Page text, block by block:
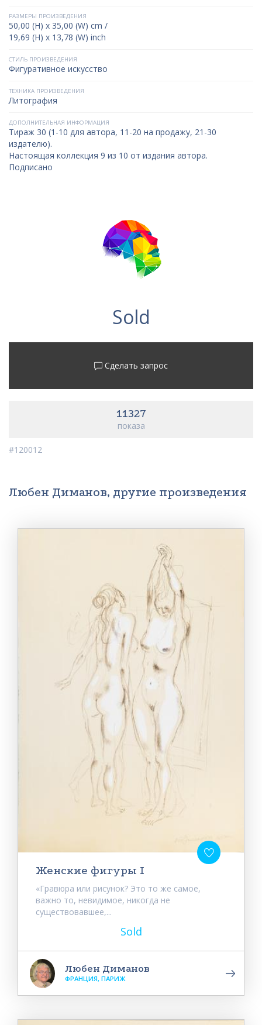
РАЗМЕРЫ ПРОИЗВЕДЕНИЯ
50,00 (H) x 35,00 (W) cm /
19,69 (H) x 13,78 (W) inch
СТИЛЬ ПРОИЗВЕДЕНИЯ
Фигуративное искусство
ТЕХНИКА ПРОИЗВЕДЕНИЯ
Литография
ДОПОЛНИТЕЛЬНАЯ ИНФОРМАЦИЯ
Тираж 30 (1-10 для автора, 11-20 на продажу, 21-30
издателю).
Настоящая коллекция 9 из 10 от издания автора.
Подписано
Sold
Сделать запрос
11327
показа
#120012
Любен Диманов, другие произведения
Женские фигуры I
«Гравюра или рисунок? Это то же самое,
важно то, невидимое, никогда не
существовавшее,...
Sold
Любен Диманов
ФРАНЦИЯ, ПАРИЖ